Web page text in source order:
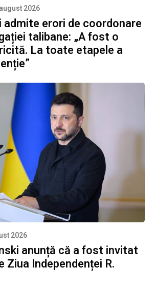
2026
admite erori de coordonare
talibane: „A fost o
La toate etapele a
2026
anunță că a fost invitat
Ziua Independenței R.